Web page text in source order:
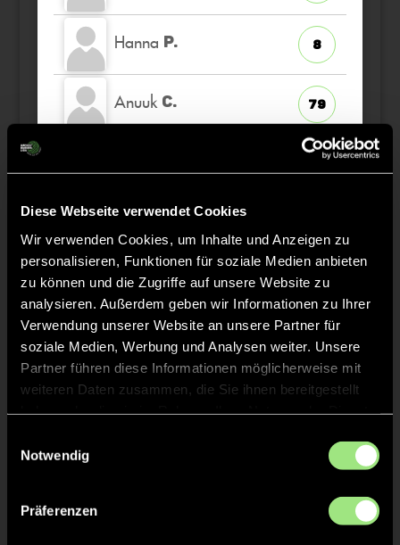
Diese Webseite verwendet Cookies
Wir verwenden Cookies, um Inhalte und Anzeigen zu
personalisieren, Funktionen für soziale Medien anbieten
zu können und die Zugriffe auf unsere Website zu
analysieren. Außerdem geben wir Informationen zu Ihrer
Verwendung unserer Website an unsere Partner für
soziale Medien, Werbung und Analysen weiter. Unsere
Partner führen diese Informationen möglicherweise mit
weiteren Daten zusammen, die Sie ihnen bereitgestellt
Notwendig
Präferenzen
Hanna P. 8
Anuuk C. 79
Stella M.
Lisa S.
TW
25
Elisabeth L. 17
Adele P.
Staff